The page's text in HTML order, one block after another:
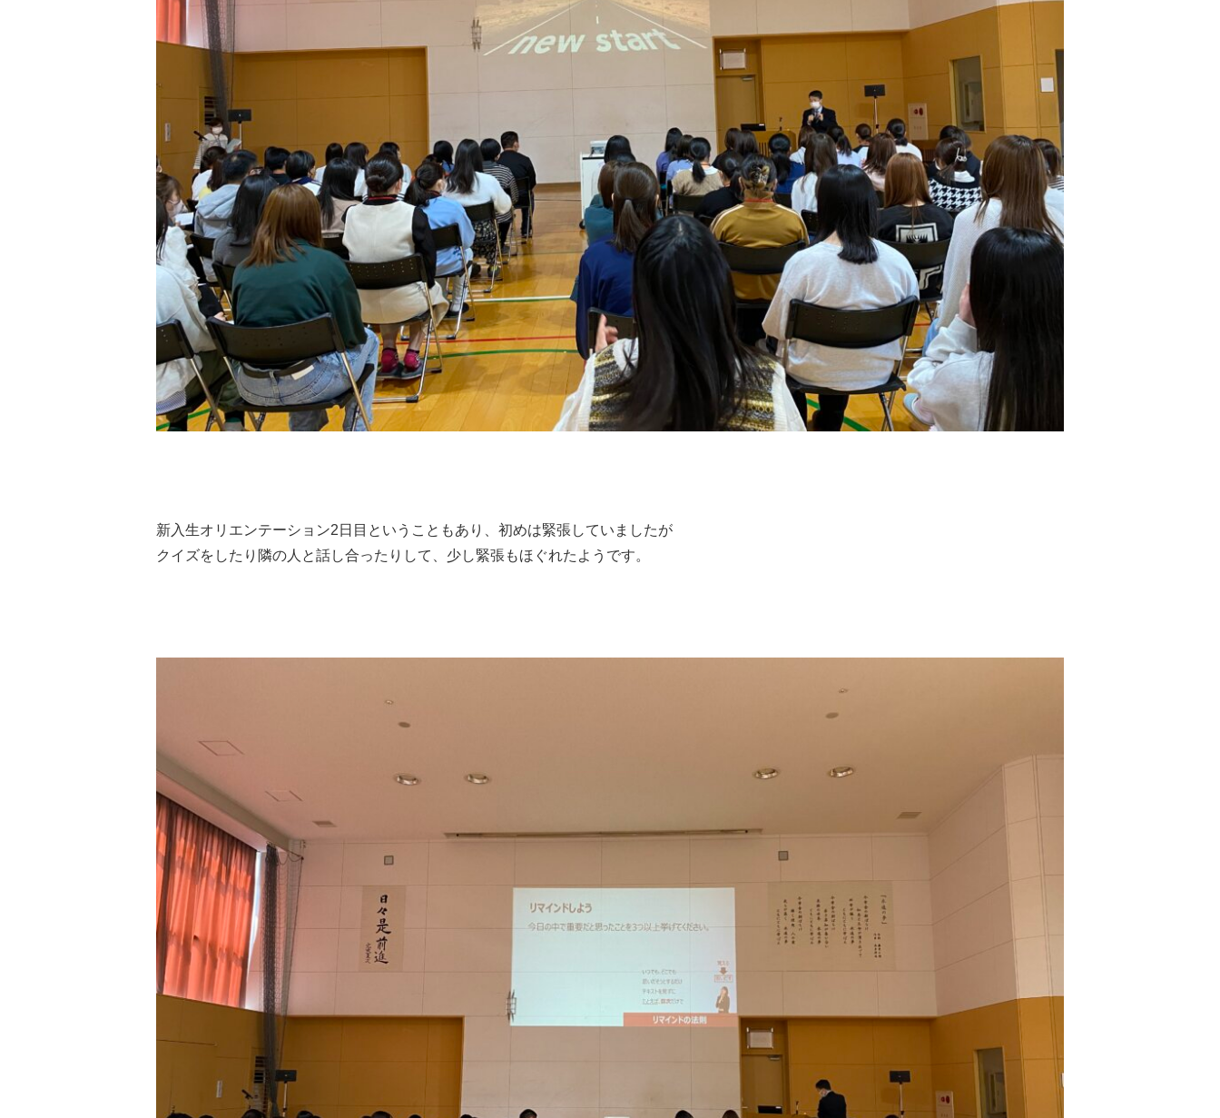
新入生オリエンテーション2日目ということもあり、初めは緊張していましたが
クイズをしたり隣の人と話し合ったりして、少し緊張もほぐれたようです。